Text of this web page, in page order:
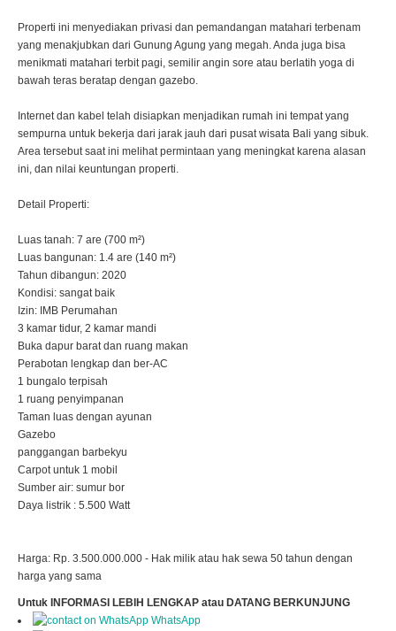
Properti ini menyediakan privasi dan pemandangan matahari terbenam
yang menakjubkan dari Gunung Agung yang megah. Anda juga bisa
menikmati matahari terbit pagi, semilir angin sore atau berlatih yoga di
bawah teras beratap dengan gazebo.
Internet dan kabel telah disiapkan menjadikan rumah ini tempat yang
sempurna untuk bekerja dari jarak jauh dari pusat wisata Bali yang sibuk.
Area tersebut saat ini melihat permintaan yang meningkat karena alasan
ini, dan nilai keuntungan properti.
Detail Properti:
Luas tanah: 7 are (700 m²)
Luas bangunan: 1.4 are (140 m²)
Tahun dibangun: 2020
Kondisi: sangat baik
Izin: IMB Perumahan
3 kamar tidur, 2 kamar mandi
Buka dapur barat dan ruang makan
Perabotan lengkap dan ber-AC
1 bungalo terpisah
1 ruang penyimpanan
Taman luas dengan ayunan
Gazebo
panggangan barbekyu
Carpot untuk 1 mobil
Sumber air: sumur bor
Daya listrik : 5.500 Watt
Harga: Rp. 3.500.000.000 - Hak milik atau hak sewa 50 tahun dengan
harga yang sama
Untuk INFORMASI LEBIH LENGKAP atau DATANG BERKUNJUNG
WhatsApp